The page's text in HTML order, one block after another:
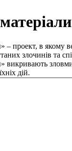
– проект, в якому
злочинів та
викривають
дій.